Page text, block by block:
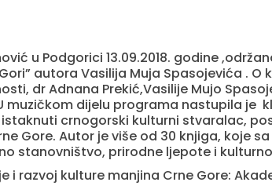
u Podgorici 13.09.2018. godine
autora Vasilija Muja Spasojevića . O
dr Adnana Prekić,Vasilije Mujo
muzičkom dijelu programa nastupila je
crnogorski kulturni stvaralac,
Gore. Autor je više od 30 knjiga, koje
stanovništvo, prirodne ljepote i
i razvoj kulture manjina Crne Gore: